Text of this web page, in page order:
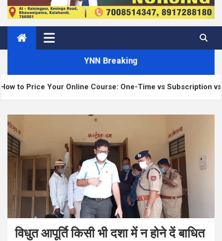
YNN Breaking
Your Online Course: One-Time vs Subscription vs
विधुत आपूर्ति किसी भी दशा में न होने दें बाधित